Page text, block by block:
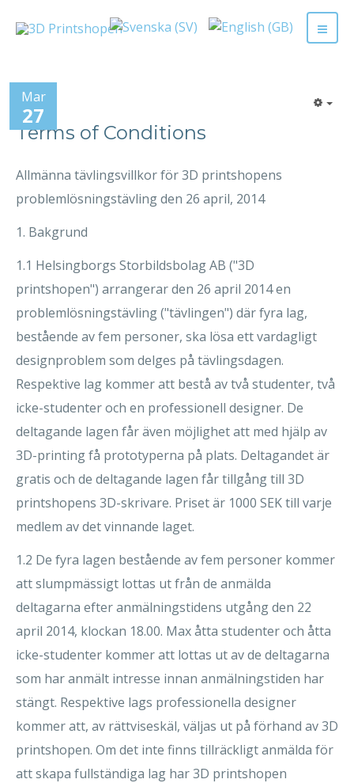
Mar
27
Terms of Conditions
Allmänna tävlingsvillkor för 3D printshopens
problemlösningstävling den 26 april, 2014
1. Bakgrund
1.1 Helsingborgs Storbildsbolag AB ("3D
printshopen") arrangerar den 26 april 2014 en
problemlösningstävling ("tävlingen") där fyra lag,
bestående av fem personer, ska lösa ett vardagligt
designproblem som delges på tävlingsdagen.
Respektive lag kommer att bestå av två studenter, två
icke-studenter och en professionell designer. De
deltagande lagen får även möjlighet att med hjälp av
3D-printing få prototyperna på plats. Deltagandet är
gratis och de deltagande lagen får tillgång till 3D
printshopens 3D-skrivare. Priset är 1000 SEK till varje
medlem av det vinnande laget.
1.2 De fyra lagen bestående av fem personer kommer
att slumpmässigt lottas ut från de anmälda
deltagarna efter anmälningstidens utgång den 22
april 2014, klockan 18.00. Max åtta studenter och åtta
icke-studenter kommer att lottas ut av de deltagarna
som har anmält intresse innan anmälningstiden har
stängt. Respektive lags professionella designer
kommer att, av rättviseskäl, väljas ut på förhand av 3D
printshopen. Om det inte finns tillräckligt anmälda för
att skapa fullständiga lag har 3D printshopen